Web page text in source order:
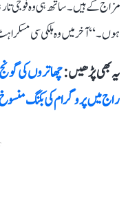
مزاج کے ہیں۔ ساتھ ہی وہ فوجی
ہوں۔‘‘ آخر میں وہ ہلکی سی
یہ بھی پڑھیں :چھاتروں کی
راج میں پروگرام کی بکنگ